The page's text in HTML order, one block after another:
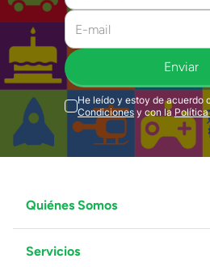
Enviar
He leído y estoy de acuerdo
Condiciones y con la
Quiénes Somos
Grupo Juguetron
Servicios